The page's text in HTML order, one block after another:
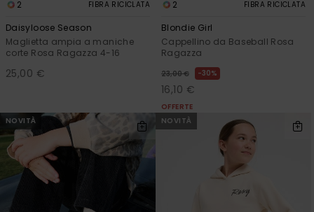
2 FIBRA RICICLATA
Daisyloose Season
Maglietta ampia a maniche
corte Rosa Ragazza 4-16
25,00 €
2 FIBRA RICICLATA
Blondie Girl
Cappellino da Baseball Rosa
Ragazza
23,00 € 30%
16,10 €
OFFERTE
NOVITÀ
NOVITÀ